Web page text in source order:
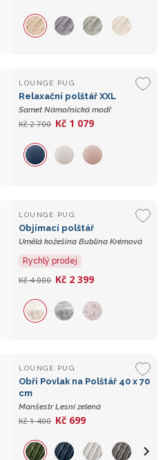
LOUNGE PUG
Relaxační polštář XXL
Samet Námořnická modř
Kč 2 700 Kč 1 079
LOUNGE PUG
Objímací polštář
Umělá kožešina Bublina Krémová
Rychlý prodej
Kč 4 000 Kč 2 399
LOUNGE PUG
Obří Povlak na Polštář 40 x 70
cm
Manšestr Lesní zelená
Kč 1 400 Kč 699